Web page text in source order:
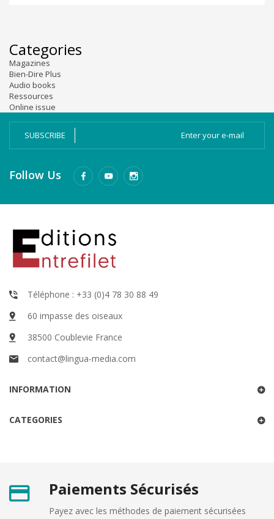
Categories
Magazines
Bien-Dire Plus
Audio books
Ressources
Online issue
SUBSCRIBE
Follow Us
Téléphone : +33 (0)4 78 30 88 49
60 impasse des oiseaux
38500 Coublevie France
contact@lingua-media.com
INFORMATION
CATEGORIES
Paiements Sécurisés
Payez avec les méthodes de paiement sécurisées